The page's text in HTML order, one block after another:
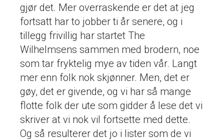
gjør det. Mer overraskende er det at jeg
fortsatt har to jobber ti år senere, og i
tillegg frivillig har startet The
Wilhelmsens sammen med brodern, noe
som tar fryktelig mye av tiden vår. Langt
mer enn folk nok skjønner. Men, det er
gøy, det er givende, og vi har så mange
flotte folk der ute som gidder å lese det vi
skriver at vi nok vil fortsette med dette.
Og så resulterer det jo i lister som de vi